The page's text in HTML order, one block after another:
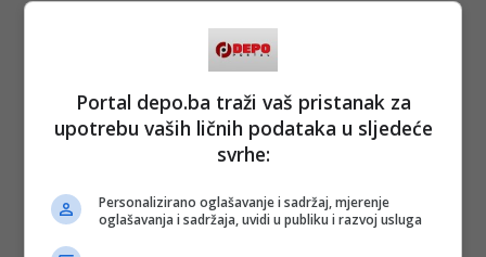
Portal depo.ba traži vaš pristanak za
upotrebu vaših ličnih podataka u sljedeće
svrhe:
Personalizirano oglašavanje i sadržaj, mjerenje
oglašavanja i sadržaja, uvidi u publiku i razvoj usluga